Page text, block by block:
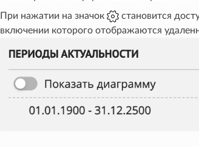
При нажатии на значок
становится
включении которого отображаются